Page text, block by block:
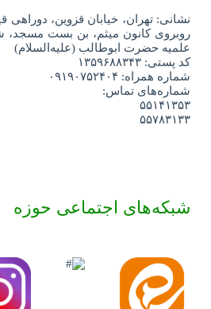
نشانی: تهران، خیابان قزوین، دوراهی
علمیه حضرت ابوطالب (علیه‌السلام)
کد پستی: ۱۳۵۹۶۸۸۳۴۳
شماره همراه: ۰۹۱۹۰۷۵۲۴۰۴
شماره‌های تماس:
۵۵۱۴۱۳۵۳
۵۵۷۸۳۱۳۳
شبکه‌های اجتماعی حوزه